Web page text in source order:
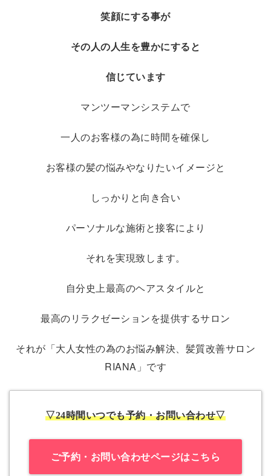
笑顔にする事が
その人の人生を豊かにすると
信じています
マンツーマンシステムで
一人のお客様の為に時間を確保し
お客様の髪の悩みやなりたいイメージと
しっかりと向き合い
パーソナルな施術と接客により
それを実現致します。
自分史上最高のヘアスタイルと
最高のリラクゼーションを提供するサロン
それが「大人女性の為のお悩み解決、髪質改善サロン
RIANA」です
▽24時間いつでも予約・お問い合わせ▽
ご予約・お問い合わせページはこちら